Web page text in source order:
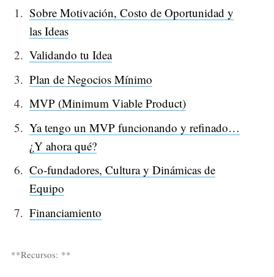
Sobre Motivación, Costo de Oportunidad y
las Ideas
Validando tu Idea
Plan de Negocios Mínimo
MVP (Minimum Viable Product)
Ya tengo un MVP funcionando y refinado…
¿Y ahora qué?
Co-fundadores, Cultura y Dinámicas de
Equipo
Financiamiento
**Recursos: **